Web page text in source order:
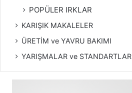
POPÜLER IRKLAR
KARIŞIK MAKALELER
ÜRETİM ve YAVRU BAKIMI
YARIŞMALAR ve STANDARTLAR